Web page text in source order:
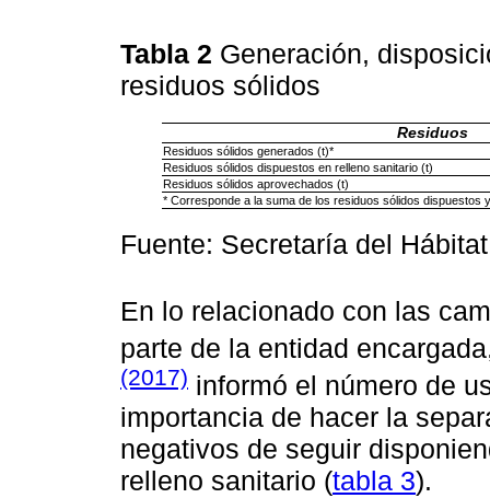
Tabla 2 Generación,
residuos sólidos
Residuos
Residuos sólidos generados (t)*
Residuos sólidos dispuestos en relleno sanitario (t)
Residuos sólidos aprovechados (t)
* Corresponde a la suma de los residuos sólidos dispuestos
Fuente: Secretaría del
En lo relacionado con las
parte de la entidad
(2017) informó el número de
importancia de hacer la
negativos de seguir
relleno sanitario (tabla 3).